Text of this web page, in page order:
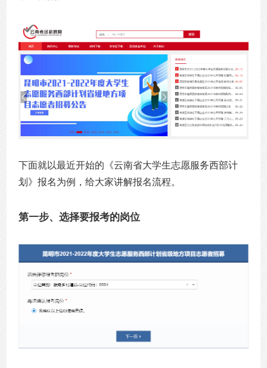
下面就以最近开始的《云南省大学生志愿服务西部计
划》报名为例，给大家讲解报名流程。
第一步、选择要报考的岗位